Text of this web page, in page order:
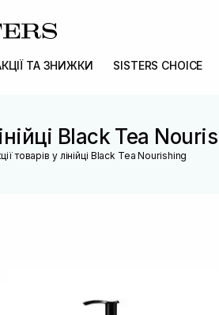
ТА ЗНИЖКИ SISTERS CHOICE
Black Tea
товарів у лінійці Black Tea Nourishing